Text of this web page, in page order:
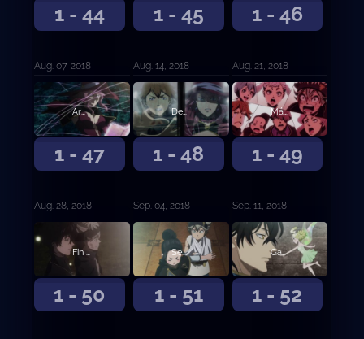
1 - 44
Aug. 07, 2018
1 - 45
Aug. 14, 2018
1 - 46
Aug. 21, 2018
1 - 47
Arma única
Aug. 28, 2018
1 - 48
Desesperación contra esperanza
Sep. 04, 2018
1 - 49
Más allá del límite
Sep. 11, 2018
1 - 50
Fin de la batalla, fin de la desesperación
1 - 51
Señales de justicia
1 - 52
Gana el más fuerte